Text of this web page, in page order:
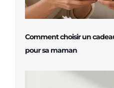
Comment choisir un
pour sa maman